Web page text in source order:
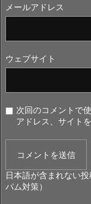
メールアドレス
ウェブサイト
次回のコメントで
アドレス、サイトを
日本語が含まれない
パム対策）